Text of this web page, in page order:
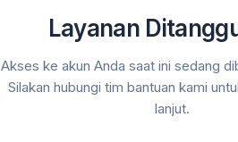
Layanan
Akses ke akun Anda saat ini sedang
Silakan hubungi tim bantuan kami
lanjut.